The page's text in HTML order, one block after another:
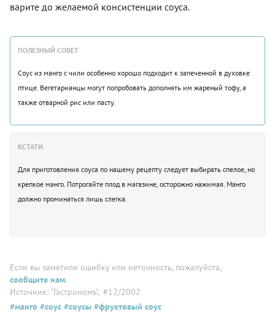
варите до желаемой консистенции соуса.
ПОЛЕЗНЫЙ СОВЕТ
Соус из манго с чили особенно хорошо подходит к запеченной в духовке
птице. Вегетарианцы могут попробовать дополнять им жареный тофу, а
также отварной рис или пасту.
КСТАТИ
Для приготовления соуса по нашему рецепту следует выбирать спелое, но
крепкое манго. Потрогайте плод в магазине, осторожно нажимая. Манго
должно проминаться лишь слегка.
Если вы заметили ошибку или неточность, пожалуйста,
сообщите нам.
Источник: "Гастрономъ", #12/2002
#манго #соус #соусы #фруктовый соус